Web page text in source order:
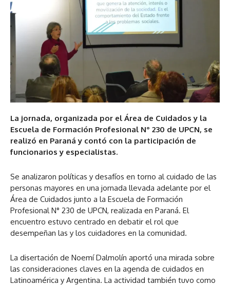
La jornada, organizada por el Área de Cuidados y la
Escuela de Formación Profesional N° 230 de UPCN, se
realizó en Paraná y contó con la participación de
funcionarios y especialistas.
Se analizaron políticas y desafíos en torno al cuidado de las
personas mayores en una jornada llevada adelante por el
Área de Cuidados junto a la Escuela de Formación
Profesional N° 230 de UPCN, realizada en Paraná. El
encuentro estuvo centrado en debatir el rol que
desempeñan las y los cuidadores en la comunidad.
La disertación de Noemí Dalmolín aportó una mirada sobre
las consideraciones claves en la agenda de cuidados en
Latinoamérica y Argentina. La actividad también tuvo como